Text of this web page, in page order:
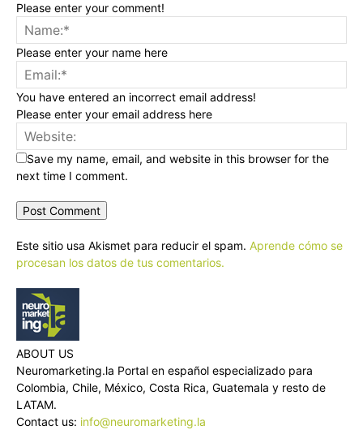
Please enter your comment!
Please enter your name here
You have entered an incorrect email address!
Please enter your email address here
Save my name, email, and website in this browser for the
next time I comment.
Este sitio usa Akismet para reducir el spam. Aprende cómo se
procesan los datos de tus comentarios.
ABOUT US
Neuromarketing.la Portal en español especializado para
Colombia, Chile, México, Costa Rica, Guatemala y resto de
LATAM.
Contact us: info@neuromarketing.la